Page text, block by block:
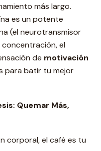
más largo.
es un potente
(el neurotransmisor
el
de motivación
para batir tu mejor
Quemar Más,
corporal, el café es tu